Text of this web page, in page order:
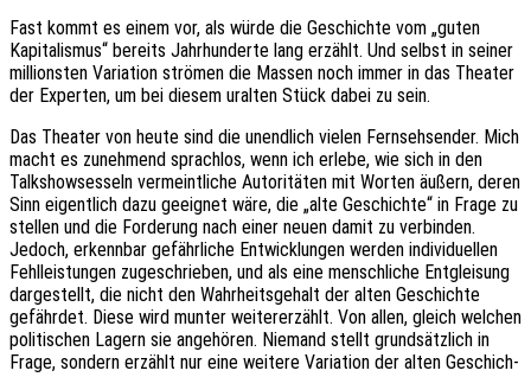
Fast kommt es einem vor, als würde die Geschich­te vom „guten
Kapi­ta­lis­mus“ bereits Jahr­hun­der­te lang erzählt. Und selbst in seiner
milli­ons­ten Varia­ti­on strö­men die Massen noch immer in das Thea­ter
der Exper­ten, um bei diesem uralten Stück dabei zu sein.
Das Thea­ter von heute sind die unend­lich vielen Fern­seh­sen­der. Mich
macht es zuneh­mend sprach­los, wenn ich erlebe, wie sich in den
Talk­show­ses­seln vermeint­li­che Auto­ri­tä­ten mit Worten äußern, deren
Sinn eigent­lich dazu geeig­net wäre, die „alte Geschich­te“ in Frage zu
stel­len und die Forde­rung nach einer neuen damit zu verbin­den.
Jedoch, erkenn­bar gefähr­li­che Entwick­lun­gen werden indi­vi­du­el­len
Fehl­leis­tun­gen zuge­schrie­ben, und als eine mensch­li­che Entglei­sung
darge­stellt, die nicht den Wahr­heits­ge­halt der alten Geschich­te
gefähr­det. Diese wird munter weiter­erzählt. Von allen, gleich welchen
poli­ti­schen Lagern sie ange­hö­ren. Niemand stellt grund­sätz­lich in
Frage, sondern erzählt nur eine weite­re Varia­ti­on der alten Geschich­